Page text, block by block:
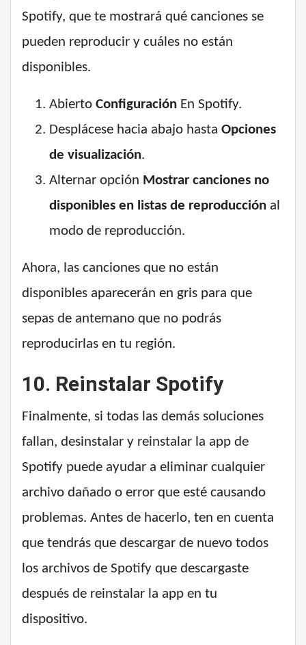
Spotify, que te mostrará qué canciones se
pueden reproducir y cuáles no están
disponibles.
Abierto Configuración En Spotify.
Desplácese hacia abajo hasta Opciones
de visualización.
Alternar opción Mostrar canciones no
disponibles en listas de reproducción al
modo de reproducción.
Ahora, las canciones que no están
disponibles aparecerán en gris para que
sepas de antemano que no podrás
reproducirlas en tu región.
10. Reinstalar Spotify
Finalmente, si todas las demás soluciones
fallan, desinstalar y reinstalar la app de
Spotify puede ayudar a eliminar cualquier
archivo dañado o error que esté causando
problemas. Antes de hacerlo, ten en cuenta
que tendrás que descargar de nuevo todos
los archivos de Spotify que descargaste
después de reinstalar la app en tu
dispositivo.